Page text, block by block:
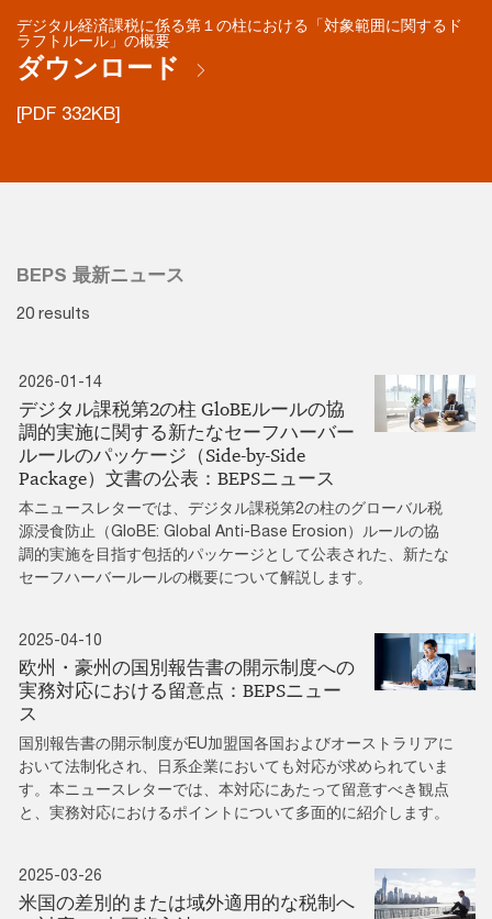
デジタル経済課税に係る第１の柱における「対象範囲に関するド
ラフトルール」の概要
ダウンロード
[PDF 332KB]
BEPS 最新ニュース
20 results
2026-01-14
デジタル課税第2の柱 GloBEルールの協
調的実施に関する新たなセーフハーバー
ルールのパッケージ（Side-by-Side
Package）文書の公表：BEPSニュース
本ニュースレターでは、デジタル課税第2の柱のグローバル税
源浸食防止（GloBE: Global Anti-Base Erosion）ルールの協
調的実施を目指す包括的パッケージとして公表された、新たな
セーフハーバールールの概要について解説します。
2025-04-10
欧州・豪州の国別報告書の開示制度への
実務対応における留意点：BEPSニュー
ス
国別報告書の開示制度がEU加盟国各国およびオーストラリアに
おいて法制化され、日系企業においても対応が求められていま
す。本ニュースレターでは、本対応にあたって留意すべき観点
と、実務対応におけるポイントについて多面的に紹介します。
2025-03-26
米国の差別的または域外適用的な税制へ